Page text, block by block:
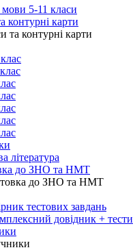
мови 5-11 класи
контурні карти
та контурні карти
література
до ЗНО та НМТ
до ЗНО та НМТ
тестових завдань
довідник + тести